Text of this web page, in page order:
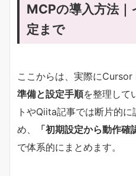
MCPの導入方法
定まで
ここからは、実際に
準備と設定手順を整理して
トやQiita記事では断片的
め、
「初期設定から動作
で体系的にまとめます。